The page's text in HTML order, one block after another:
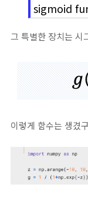
sigmoid
그 특별한 장치는 시
이렇게 함수는 생겼